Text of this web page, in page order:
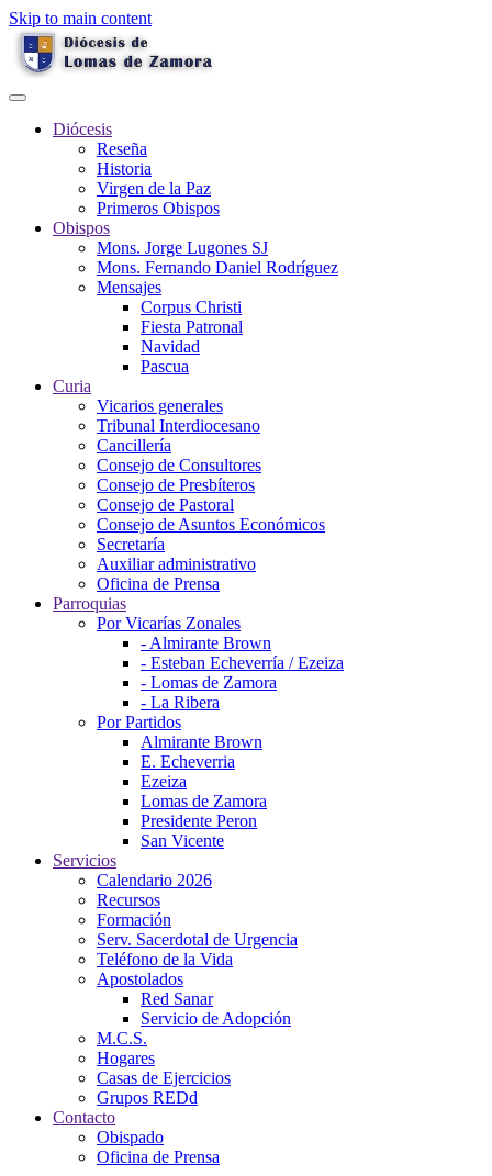
Skip to main content
Diócesis
Reseña
Historia
Virgen de la Paz
Primeros Obispos
Obispos
Mons. Jorge Lugones SJ
Mons. Fernando Daniel Rodríguez
Mensajes
Corpus Christi
Fiesta Patronal
Navidad
Pascua
Curia
Vicarios generales
Tribunal Interdiocesano
Cancillería
Consejo de Consultores
Consejo de Presbíteros
Consejo de Pastoral
Consejo de Asuntos Económicos
Secretaría
Auxiliar administrativo
Oficina de Prensa
Parroquias
Por Vicarías Zonales
- Almirante Brown
- Esteban Echeverría / Ezeiza
- Lomas de Zamora
- La Ribera
Por Partidos
Almirante Brown
E. Echeverria
Ezeiza
Lomas de Zamora
Presidente Peron
San Vicente
Servicios
Calendario 2026
Recursos
Formación
Serv. Sacerdotal de Urgencia
Teléfono de la Vida
Apostolados
Red Sanar
Servicio de Adopción
M.C.S.
Hogares
Casas de Ejercicios
Grupos REDd
Contacto
Obispado
Oficina de Prensa